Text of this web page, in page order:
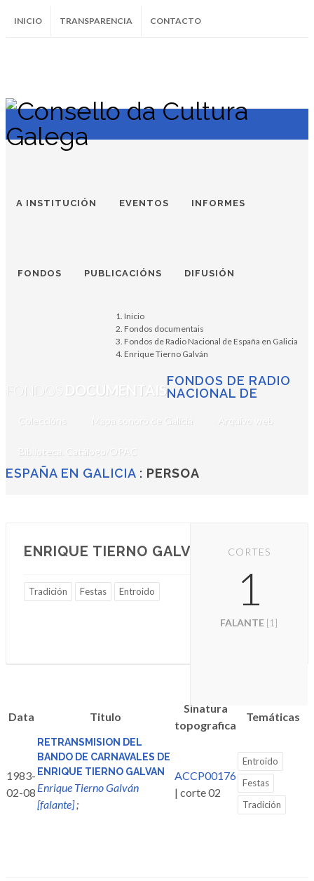
INICIO TRANSPARENCIA CONTACTO
InstagramFacebookTwitter Soundcloud
Youtube
A INSTITUCIÓN EVENTOS INFORMES
FONDOS PUBLICACIÓNS DIFUSIÓN
FONDOS DOCUMENTAIS
Coleccións Mapa sonoro de Galicia Arquivo web
Biblioteca. Catálogo/OPAC
FONDOS DE RADIO
NACIONAL DE
ESPAÑA EN GALICIA : PERSOA
Inicio
Fondos documentais
Fondos de Radio Nacional de España en Galicia
Enrique Tierno Galván
ENRIQUE TIERNO GALVÁN
Tradición Festas Entroido
CORTES
1
FALANTE [1]
Data Titulo
Sinatura
topografica
Temáticas
1983-
02-08
RETRANSMISION DEL
BANDO DE CARNAVALES DE
ENRIQUE TIERNO GALVAN
Enrique Tierno Galván
[falante];
ACCP00176
| corte 02
Entroido
Festas
Tradición